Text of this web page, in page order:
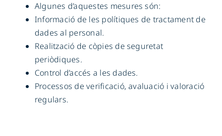
Algunes d’aquestes mesures són:
Informació de les polítiques de tractament de
dades al personal.
Realització de còpies de seguretat
periòdiques.
Control d’accés a les dades.
Processos de verificació, avaluació i valoració
regulars.